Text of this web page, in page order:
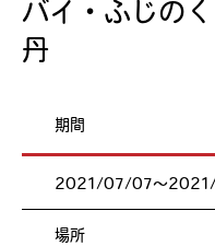
バイ・ふじの
丹
期間
2021/07/07〜
場所